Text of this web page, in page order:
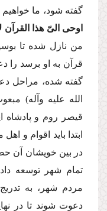
گفته شود، ما
اوحى الىّ هذا القرآن
من نازل شده تا
قرآن به او برسد را
گفته شده، مراحل
الله علیه وآله)
قیصر روم و پادشاه
ابتدا باید اقوام و
در بین خویشان آن
تمام شهر توسعه
مردم شهر، به
دعوت شوند تا در